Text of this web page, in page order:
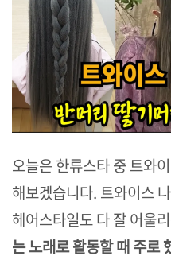
오늘은 한류스타 중 트와
해보겠습니다. 트와이스
헤어스타일도 다 잘 어울
는 노래로 활동할 때 주로